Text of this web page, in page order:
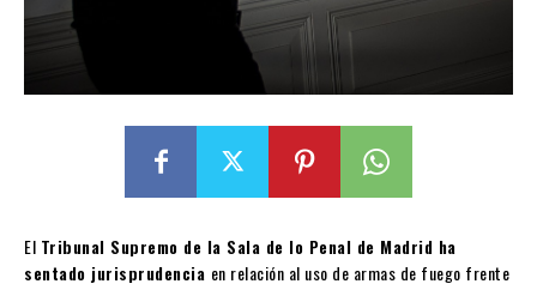
El Tribunal Supremo de la Sala de lo Penal de Madrid ha
sentado jurisprudencia en relación al uso de armas de fuego frente